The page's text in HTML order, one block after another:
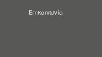
Επικοινωνία